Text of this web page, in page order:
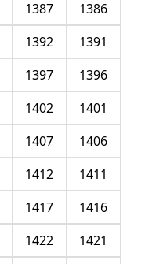
1386
1387
1391
1392
1396
1397
1401
1402
1406
1407
1411
1412
1416
1417
1421
1422